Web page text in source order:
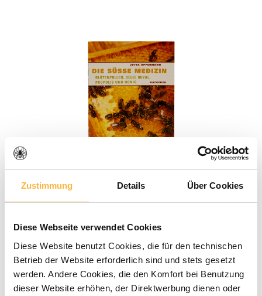
Zustimmung Details Über Cookies
Diese Webseite verwendet Cookies
Diese Website benutzt Cookies, die für den technischen
Betrieb der Website erforderlich sind und stets gesetzt
werden. Andere Cookies, die den Komfort bei Benutzung
dieser Website erhöhen, der Direktwerbung dienen oder
3,00 €*
Prix TTC, frais de livraison en sus